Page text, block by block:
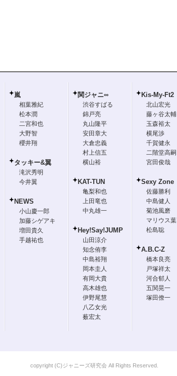
嵐
相葉雅紀
松本潤
二宮和也
大野智
櫻井翔
タッキー&翼
滝沢秀明
今井翼
NEWS
小山慶一郎
加藤シゲアキ
増田貴久
手越祐也
関ジャニ∞
渋谷すばる
錦戸亮
丸山隆平
安田章大
大倉忠義
村上信五
横山裕
KAT-TUN
亀梨和也
上田竜也
中丸雄一
Hey!Say!JUMP
山田涼介
知念侑李
中島裕翔
岡本圭人
有岡大貴
高木雄也
伊野尾慧
八乙女光
薮宏太
Kis-My-Ft2
北山宏光
藤ヶ谷太輔
玉森裕太
横尾渉
千賀健永
二階堂高嗣
宮田俊哉
Sexy Zone
佐藤勝利
中島健人
菊池風磨
マリウス葉
松島聡
A.B.C-Z
橋本良亮
戸塚祥太
河合郁人
五関晃一
塚田僚一
copyright (C)ジャニーズ研究会 All Rights Reserved.